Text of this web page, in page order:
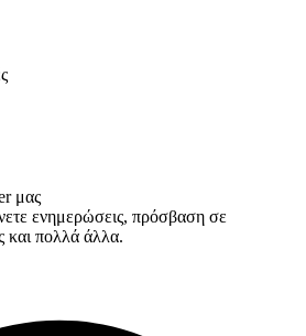
μας
ενημερώσεις, πρόσβαση σε
και πολλά άλλα.